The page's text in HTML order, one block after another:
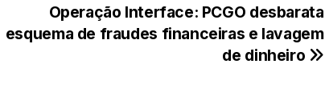
Operação Interface: PCGO desbarata
esquema de fraudes financeiras e lavagem
de dinheiro